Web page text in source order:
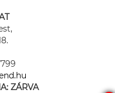
ZÁRVA